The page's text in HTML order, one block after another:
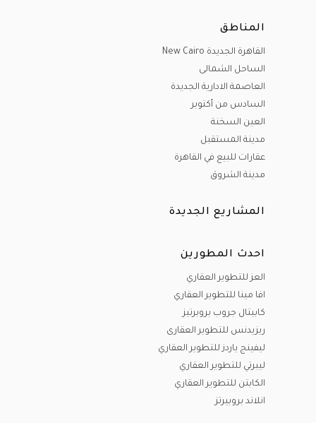
المناطق
القاهرة الجديدة New Cairo
الساحل الشمالى
العاصمة الادارية الجديدة
السادس من أكتوبر
العين السخنة
مدينة المستقبل
عقارات للبيع في القاهرة
مدينة الشروق
المشاريع الجديدة
احدث المطورين
العز للتطوير العقاري
افا مينا للتطوير العقاري
كابيتال جروب بروبرتيز
ريزيدنس للتطوير العقارى
ليفينج ياردز للتطوير العقاري
ليبرتي للتطوير العقاري
الكابتن للتطوير العقاري
انلاند بروبيرتز